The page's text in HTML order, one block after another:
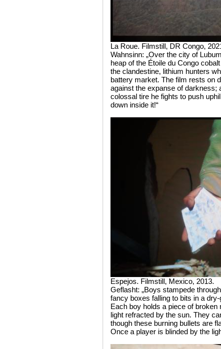
La Roue. Filmstill, DR Congo,
Wahnsinn: „Over the city of
heap of the Étoile du Congo
the clandestine, lithium hunters
battery market. The film rests on
against the expanse of darkness;
colossal tire he fights to push
down inside it!“
Espejos. Filmstill, Mexico, 2013.
Geflasht: „Boys stampede
fancy boxes falling to bits in a
Each boy holds a piece of
light refracted by the sun. They
though these burning bullets are
Once a player is blinded by the